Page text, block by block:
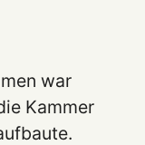
war
Kammer